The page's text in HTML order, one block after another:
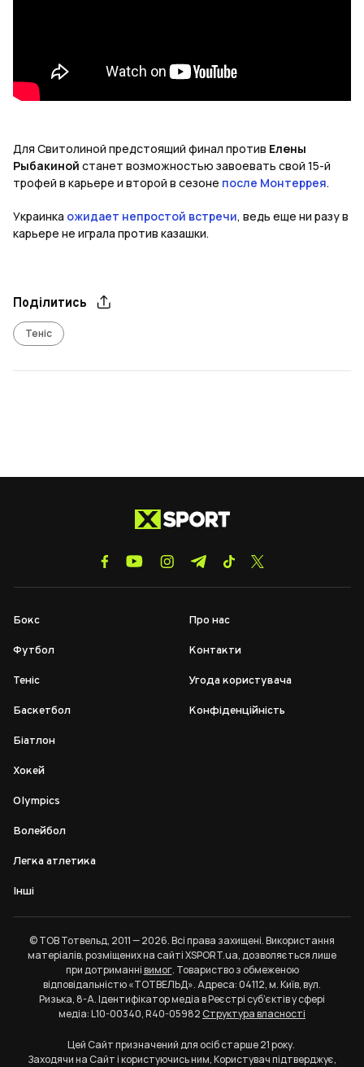
Для Свитолиной предстоящий финал против Елены
Рыбакиной станет возможностью завоевать свой 15-й
трофей в карьере и второй в сезоне после Монтеррея.
Украинка ожидает непростой встречи, ведь еще ни разу в
карьере не играла против казашки.
Поділитись
Теніс
Бокс
Футбол
Теніс
Баскетбол
Біатлон
Хокей
Olympics
Волейбол
Легка атлетика
Інші
Про нас
Контакти
Угода користувача
Конфіденційність
© ТОВ Тотвельд, 2011 — 2026. Всі права захищені. Використання
матеріалів, розміщених на сайті XSPORT.ua, дозволяється лише
при дотриманнівимог. Товариство з обмеженою
відповідальністю «ТОТВЕЛЬД». Адреса: 04112, м. Київ, вул.
Ризька, 8-А. Ідентифікатор медіа в Реєстрі суб’єктів у сфері
медіа: L10-00340, R40-05982Структура власності
Цей Сайт призначений для осіб старше 21 року.
Заходячи на Сайт і користуючись ним, Користувач підтверджує,